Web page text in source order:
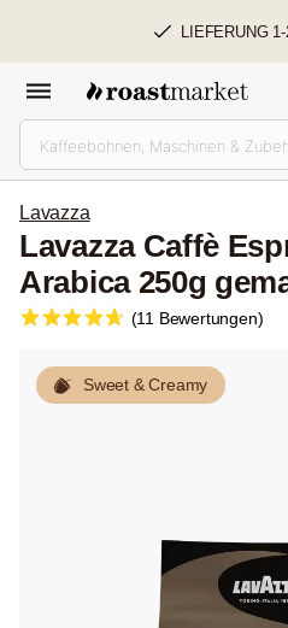
LIEFERUNG
Lavazza
Lavazza Caffè
Arabica 250g
(11 Bewertungen)
Sweet & Creamy